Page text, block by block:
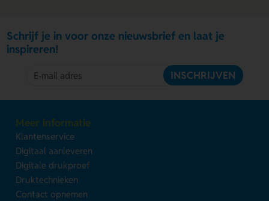
Schrijf je in voor onze nieuwsbrief en laat je
inspireren!
INSCHRIJVEN
Meer informatie
Klantenservice
Digitaal aanleveren
Digitale drukproef
Druktechnieken
Contact opnemen